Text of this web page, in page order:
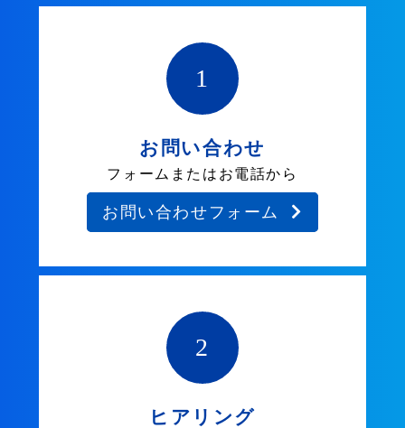
1
お問い合わせ
フォームまたはお電話から
お問い合わせフォーム
2
ヒアリング